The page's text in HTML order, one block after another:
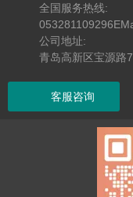
全国服务热线:
公司地址:
青岛高新区宝源路
客服咨询